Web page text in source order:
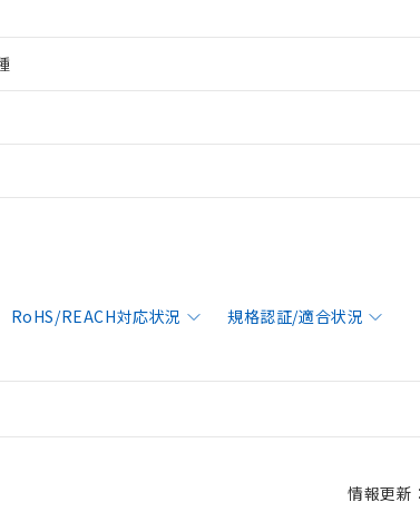
RoHS/REACH対応状況 規格認証/適合状況
情報更